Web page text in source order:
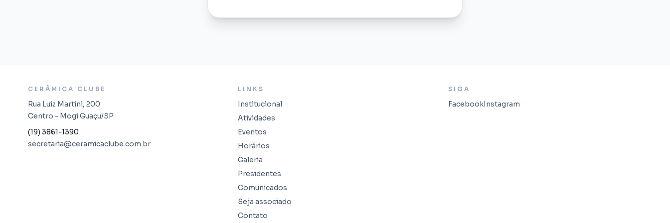
CERÂMICA CLUBE
Rua Luiz Martini, 200
Centro - Mogi Guaçu/SP
(19) 3861-1390
secretaria@ceramicaclube.com.br
LINKS
Institucional
Atividades
Eventos
Horários
Galeria
Presidentes
Comunicados
Seja associado
Contato
SIGA
FacebookInstagram